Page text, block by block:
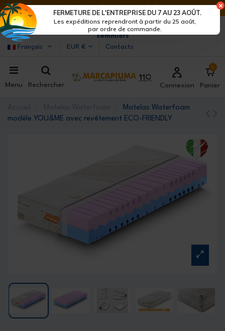
Marcapiuma| Fabricants de matelas, oreillers et
sommiers
Français
EUR € Contacts
Menu Rechercher Connexion
0
Panier
Matelas Waterfoam
modèle YOU&ME avec revêtement ECO-FRIENDLY
Les expéditions reprendront à partir du 25 août,
par ordre de commande.
FERMETURE DE L'ENTREPRISE DU 7 AU 23 AOÛT.